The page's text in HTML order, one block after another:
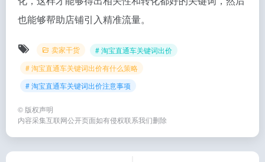
也能够帮助店铺引入精准流量。
卖家干货
# 淘宝直通车关键词出价
# 淘宝直通车关键词出价有什么策略
# 淘宝直通车关键词出价注意事项
© 版权声明
内容采集互联网公开页面如有侵权联系我们删除